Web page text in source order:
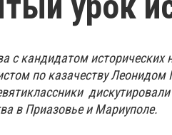
с кандидатом исторических
по казачеству Леонидом
в Приазовье и Мариуполе.